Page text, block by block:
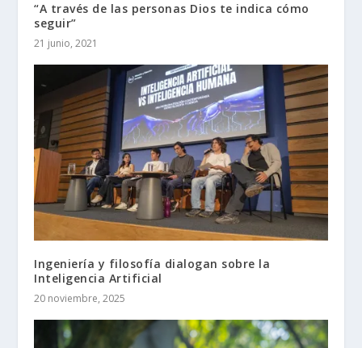
“A través de las personas Dios te indica cómo
seguir”
21 junio, 2021
Ingeniería y filosofía dialogan sobre la
Inteligencia Artificial
20 noviembre, 2025